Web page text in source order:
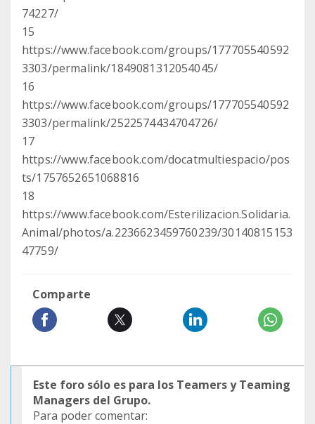
74227/
15
https://www.facebook.com/groups/177705540592
3303/permalink/1849081312054045/
16
https://www.facebook.com/groups/177705540592
3303/permalink/2522574434704726/
17
https://www.facebook.com/docatmultiespacio/pos
ts/1757652651068816
18
https://www.facebook.com/Esterilizacion.Solidaria.
Animal/photos/a.2236623459760239/30140815153
47759/
Comparte
Este foro sólo es para los Teamers y Teaming
Managers del Grupo.
Para poder comentar: